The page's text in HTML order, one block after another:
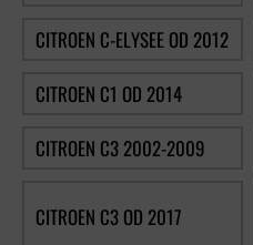
CITROEN C-ELYSEE OD 2012
CITROEN C1 OD 2014
CITROEN C3 2002-2009
CITROEN C3 OD 2017